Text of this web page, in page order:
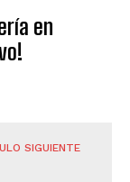
en
SIGUIENTE